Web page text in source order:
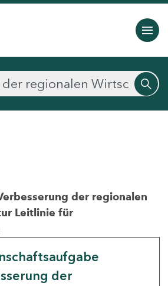
der regionalen
Leitlinie für
der